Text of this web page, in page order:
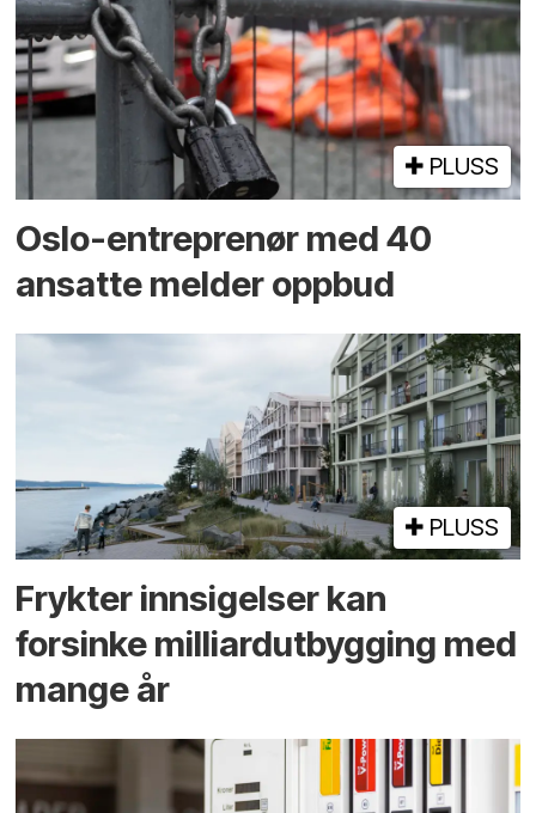
PLUSS
Oslo-entreprenør med 40
ansatte melder oppbud
PLUSS
Frykter innsigelser kan
forsinke milliard­utbygging med
mange år